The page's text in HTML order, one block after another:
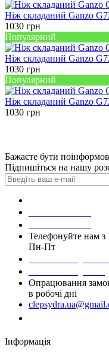
Ніж складаний Ganzo
1030 грн
Популярний
Ніж складаний Ganzo
1030 грн
Популярний
Ніж складаний Ganzo
1030 грн
Бажаєте бути
Підпишіться на нашу
Телефонуйте нам з
Пн-Пт
Опрацювання
в робочі дні
Інформація